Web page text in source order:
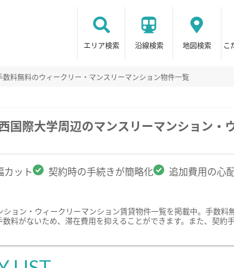
エリア検索 沿線検索 地図検索 こ
数料無料のウィークリー・マンスリーマンション物件一覧
国際大学周辺のマンスリーマンション・
カット 契約時の手続きが簡略化 追加費用の心
ョン・ウィークリーマンション賃貸物件一覧を掲載中。手数
料がないため、滞在費用を抑えることができます。また、契